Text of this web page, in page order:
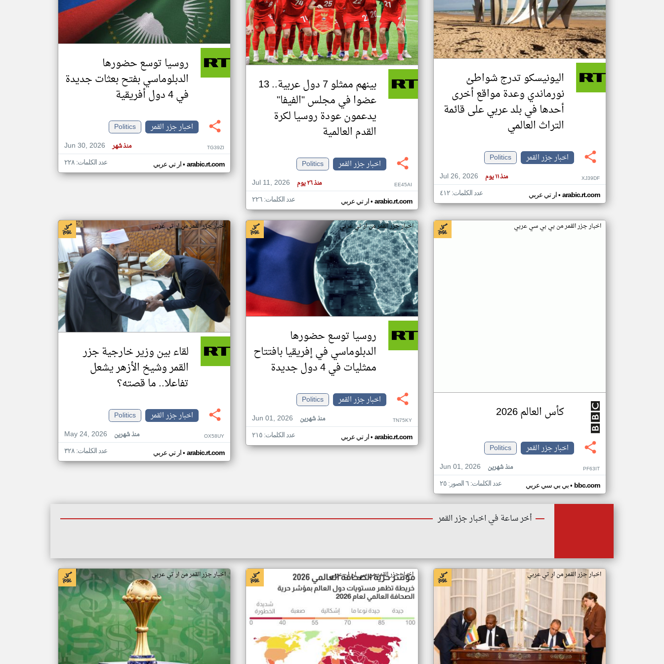
تغيير الدولة
اخبار جزر القمر على مدار الساعة
أهم اخبار جزر القمر العاجلة والمباشرة
اليونيسكو تدرج شواطئ
نورماندي وعدة مواقع أخرى
أحدها في بلد عربي على قائمة
التراث العالمي
اخبار جزر القمر
Politics
Jul 26, 2026
منذ ١١ يوم XJ39DF
ار تي عربي• arabic.rt.com عدد الكلمات: ٤١٢
بينهم ممثلو 7 دول عربية.. 13
عضوا في مجلس "الفيفا"
يدعمون عودة روسيا لكرة
القدم العالمية
اخبار جزر القمر
Politics
Jul 11, 2026
منذ ٢٦ يوم EE45AI
ار تي عربي• arabic.rt.com عدد الكلمات: ٢٢٦
روسيا توسع حضورها
الدبلوماسي بفتح بعثات جديدة
في 4 دول أفريقية
اخبار جزر القمر
Politics
Jun 30, 2026
منذ شهر TG39ZI
ار تي عربي• arabic.rt.com عدد الكلمات: ٢٢٨
اخبار جزر القمر من بي بي سي عربي
كأس العالم 2026
اخبار جزر القمر
Politics
Jun 01, 2026
منذ شهرين PF63IT
بي بي سي عربي• bbc.com عدد الكلمات: ٦ الصور: ٢٥
اخبار جزر القمر من ار تي عربي
روسيا توسع حضورها
الدبلوماسي في إفريقيا بافتتاح
ممثليات في 4 دول جديدة
اخبار جزر القمر
Politics
Jun 01, 2026
منذ شهرين TN75KY
ار تي عربي• arabic.rt.com عدد الكلمات: ٢١٥
اخبار جزر القمر من ار تي عربي
لقاء بين وزير خارجية جزر
القمر وشيخ الأزهر يشعل
تفاعلا.. ما قصته؟
اخبار جزر القمر
Politics
May 24, 2026
منذ شهرين OX58UY
ار تي عربي• arabic.rt.com عدد الكلمات: ٣٢٨
أخر ساعة في اخبار جزر القمر
اخبار جزر القمر من ار تي عربي اخبار جزر القمر من سي ان ان عربي اخبار جزر القمر من ار تي عربي
klyoum.com